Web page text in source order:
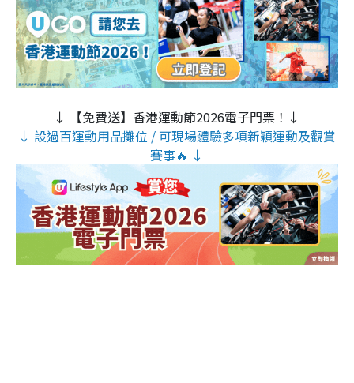
↓ 【免費送】香港運動節2026電子門票！↓
↓ 設過百運動用品攤位 / 可現場體驗多項新穎運動及觀賞
賽事🔥 ↓